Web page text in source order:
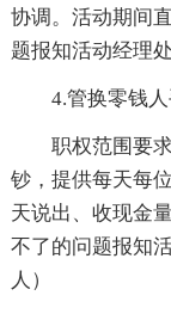
协调。活动期间
题报知活动经理
4.管换零钱
职权范围要
钞，提供每天每
天说出、收现金
不了的问题报知
人）